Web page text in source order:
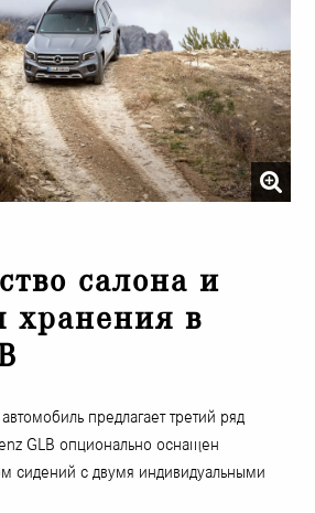
салона и
хранения в
предлагает третий ряд
GLB опционально оснащен
сидений с двумя индивидуальными